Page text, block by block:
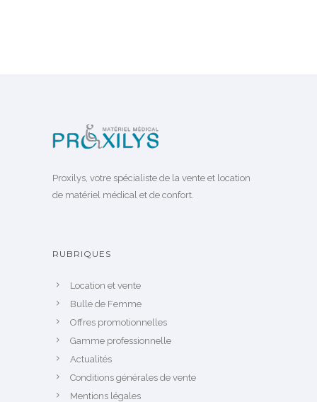
Proxilys, votre spécialiste de la vente et location
de matériel médical et de confort.
RUBRIQUES
Location et vente
Bulle de Femme
Offres promotionnelles
Gamme professionnelle
Actualités
Conditions générales de vente
Mentions légales